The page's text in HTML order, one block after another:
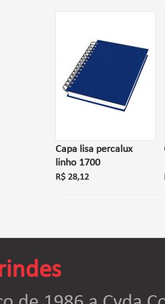
Capa lisa percalux
linho 1700
R$ 28,12